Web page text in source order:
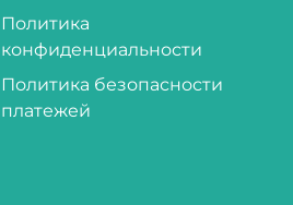
Политика
конфиденциальности
Политика безопасности
платежей